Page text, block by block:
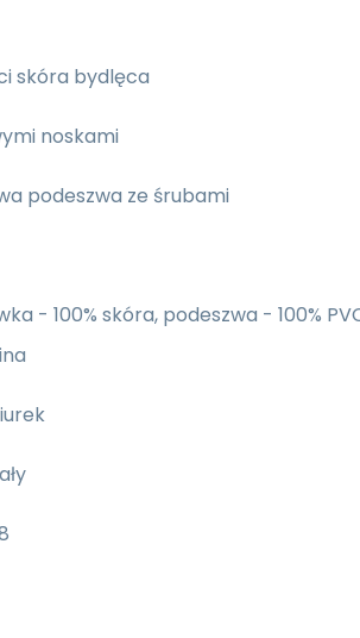
skóra bydlęca
noskami
podeszwa ze śrubami
- 100% skóra, podeszwa - 100%